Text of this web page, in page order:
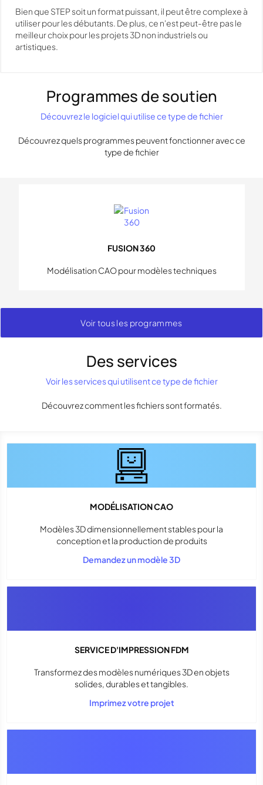
Bien que STEP soit un format puissant, il peut être complexe à
utiliser pour les débutants. De plus, ce n'est peut-être pas le
meilleur choix pour les projets 3D non industriels ou
artistiques.
Programmes de soutien
Découvrez le logiciel qui utilise ce type de fichier
Découvrez quels programmes peuvent fonctionner avec ce
type de fichier
FUSION 360
Modélisation CAO pour modèles techniques
Voir tous les programmes
Des services
Voir les services qui utilisent ce type de fichier
Découvrez comment les fichiers sont formatés.
MODÉLISATION CAO
Modèles 3D dimensionnellement stables pour la
conception et la production de produits
Demandez un modèle 3D
SERVICE D'IMPRESSION FDM
Transformez des modèles numériques 3D en objets
solides, durables et tangibles.
Imprimez votre projet